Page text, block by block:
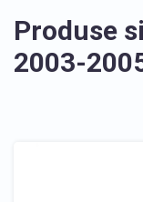
Produse
2003-